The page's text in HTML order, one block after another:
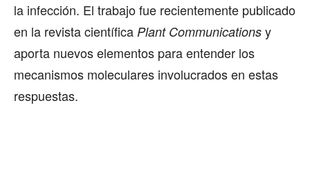
la infección. El trabajo fue recientemente publicado
en la revista científica Plant Communications y
aporta nuevos elementos para entender los
mecanismos moleculares involucrados en estas
respuestas.